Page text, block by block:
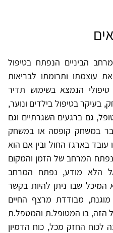
הביניים הנפתח בטיפול
עוצמתו ותרומתו לבריאות
הנמצא בשימוש תדיר
בטיפול בילדים ונוער,
גם ברגעים השגרתיים וגם
במשחק קופסה או במשחק
בארגז החול ובין אם הוא
המרחב של הזמן והמקום
הלא מודע, נפתח המרחב
המיכל שבו ניתן להיות בקשר
מבודדת מרצף החיים
הזה, בו המטופל.ת והמטפל.ת
החזק מכל, כוח הדמיון